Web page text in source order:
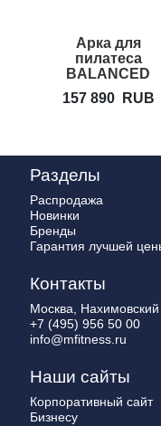
Арка для
пилатеса
BALANCED
BODY Clara Step
Barrel
157 890 RUB
Разделы
Распродажа
Новинки
Бренды
Гарантия лучшей
Контакты
Москва, Нахимовский
+7 (495) 956 50 00
info@mfitness.ru
Наши сайты
Корпоративный сайт
Бизнесу